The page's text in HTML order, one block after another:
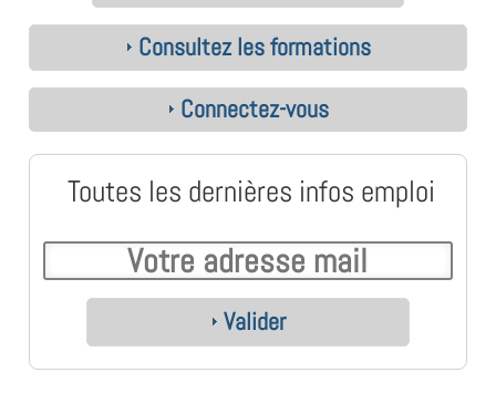
Consultez les formations
Connectez-vous
Toutes les dernières infos emploi
Valider